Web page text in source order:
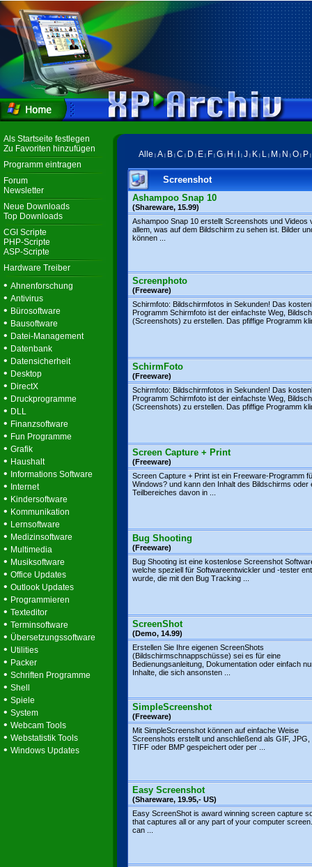
Als Startseite festlegen
Zu Favoriten hinzufügen
Programm eintragen
Forum
Newsletter
Neue Downloads
Top Downloads
CGI Scripte
PHP-Scripte
ASP-Scripte
Hardware Treiber
• Ahnenforschung
• Antivirus
• Bürosoftware
• Bausoftware
• Datei-Management
• Datenbank
• Datensicherheit
• Desktop
• DirectX
• Druckprogramme
• DLL
• Finanzsoftware
• Fun Programme
• Grafik
• Haushalt
• Informations Software
• Internet
• Kindersoftware
• Kommunikation
• Lernsoftware
• Medizinsoftware
• Multimedia
• Musiksoftware
• Office Updates
• Outlook Updates
• Programmieren
• Texteditor
• Terminsoftware
• Übersetzungssoftware
• Utilities
• Packer
• Schriften Programme
• Shell
• Spiele
• System
• Webcam Tools
• Webstatistik Tools
• Windows Updates
Alle A B C D E F G H J K L M N O P
Screenshot
Ashampoo Snap 10
(Shareware, 15.99)
Ashampoo Snap 10 erstellt Screenshots und Videos
allem, was auf dem Bildschirm zu sehen ist. Bilder
können ...
Screenphoto
(Freeware)
Schirmfoto: Bildschirmfotos in Sekunden! Das
Programm Schirmfoto ist der einfachste Weg,
(Screenshots) zu erstellen. Das pfiffige Programm
SchirmFoto
(Freeware)
Schirmfoto: Bildschirmfotos in Sekunden! Das
Programm Schirmfoto ist der einfachste Weg,
(Screenshots) zu erstellen. Das pfiffige Programm
Screen Capture + Print
(Freeware)
Screen Capture + Print ist ein Freeware-Programm
Windows? und kann den Inhalt des Bildschirms oder
Teilbereiches davon in ...
Bug Shooting
(Freeware)
Bug Shooting ist eine kostenlose Screenshot
welche speziell für Softwareentwickler und -tester
wurde, die mit den Bug Tracking ...
ScreenShot
(Demo, 14.99)
Erstellen Sie Ihre eigenen ScreenShots
(Bildschirmschnappschüsse) sei es für eine
Bedienungsanleitung, Dokumentation oder einfach
Inhalte, die sich ansonsten ...
SimpleScreenshot
(Freeware)
Mit SimpleScreenshot können auf einfache Weise
Screenshots erstellt und anschließend als GIF, JPG,
TIFF oder BMP gespeichert oder per ...
Easy Screenshot
(Shareware, 19.95,- US)
Easy ScreenShot is award winning screen capture
that captures all or any part of your computer
can ...